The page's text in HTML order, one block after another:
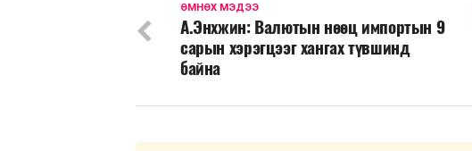
ӨМНӨХ МЭДЭЭ
А.Энхжин: Валютын нөөц импортын 9
сарын хэрэгцээг хангах түвшинд
байна